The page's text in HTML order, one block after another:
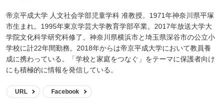
帝京平成大学 人文社会学部児童学科 准教授。1971年神奈川県平塚
市生まれ。1995年東京学芸大学教育学部卒業。2017年放送大学大
学院文化科学研究科修了。神奈川県横浜市と埼玉県深谷市の公立小
学校に計22年間勤務。2018年からは帝京平成大学において教員養
成に携わっている。「学校と家庭をつなぐ」をテーマに保護者向け
にも積極的に情報を発信している。
URL Facebook